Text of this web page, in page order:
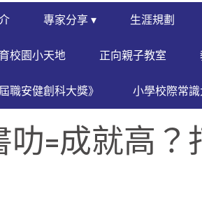
專家分享 ▾ 生涯規劃
校園小天地 正向親子教室
職安健創科大獎》 小學校際常
叻=成就高